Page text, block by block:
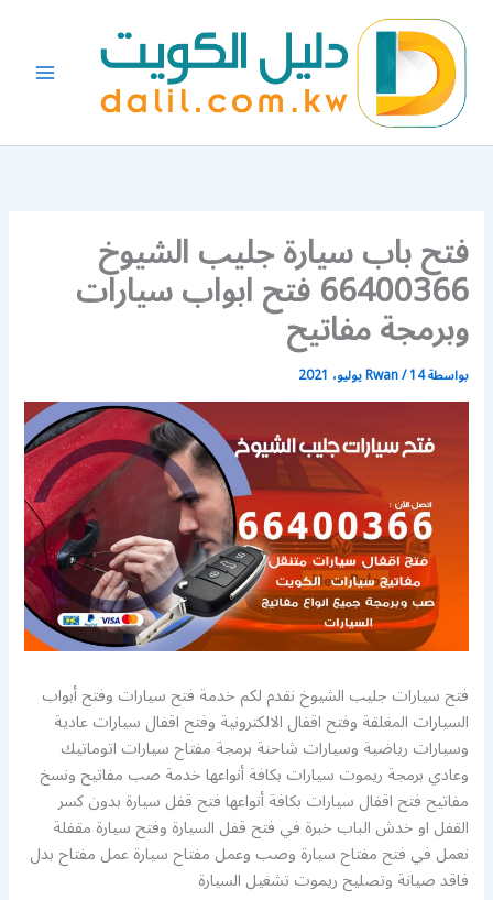
المحتوى
فتح باب سيارة جليب الشيوخ
66400366 فتح ابواب سيارات
وبرمجة مفاتيح
بواسطة Rwan/14 يوليو، 2021
فتح سيارات جليب الشيوخ نقدم لكم خدمة فتح سيارات وفتح أبواب
السيارات المغلقة وفتح اقفال الالكترونية وفتح اقفال سيارات عادية
وسيارات رياضية وسيارات شاحنة برمجة مفتاح سيارات اتوماتيك
وعادي برمجة ريموت سيارات بكافة أنواعها خدمة صب مفاتيح ونسخ
مفاتيح فتح اقفال سيارات بكافة أنواعها فتح قفل سيارة بدون كسر
القفل او خدش الباب خبرة في فتح قفل السيارة وفتح سيارة مقفلة
نعمل في فتح مفتاح سيارة وصب وعمل مفتاح سيارة عمل مفتاح بدل
فاقد صيانة وتصليح ريموت تشغيل السيارة